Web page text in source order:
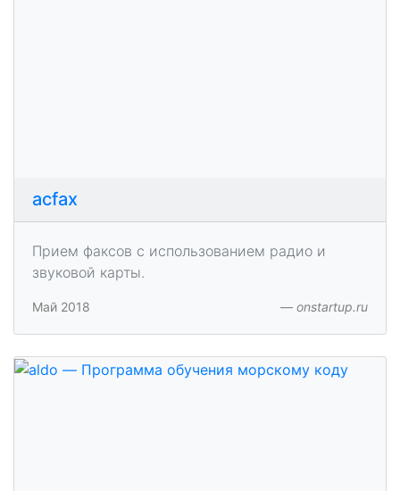
acfax
Прием факсов с использованием радио и
звуковой карты.
Май 2018 onstartup.ru